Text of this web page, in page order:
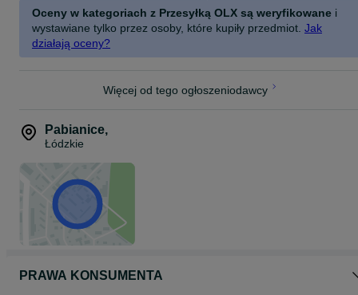
Oceny w kategoriach z Przesyłką OLX są weryfikowane i
wystawiane tylko przez osoby, które kupiły przedmiot. Jak
działają oceny?
Więcej od tego ogłoszeniodawcy
Pabianice,
Łódzkie
PRAWA KONSUMENTA